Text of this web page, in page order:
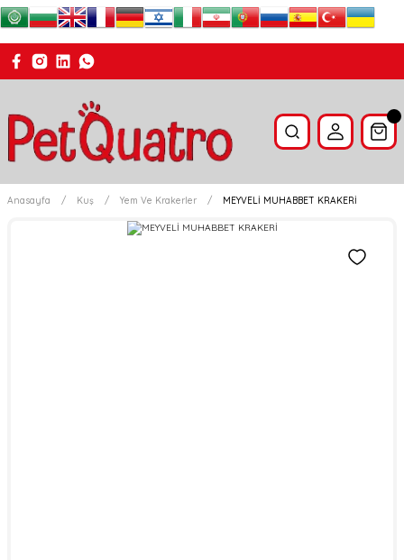
Anasayfa Kuş Yem Ve Krakerler MEYVELİ MUHABBET KRAKERİ